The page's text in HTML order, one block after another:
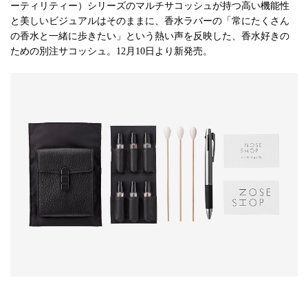
ーティリティー）シリーズのマルチサコッシュが持つ高い機能性
と美しいビジュアルはそのままに、香水ラバーの「常にたくさん
の香水と一緒に歩きたい」という熱い声を反映した、香水好きの
ための別注サコッシュ。12月10日より新発売。